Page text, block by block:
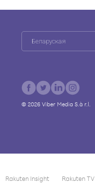
Беларуская
© 2026 Viber Media S.à r.l.
Rakuten Insight Rakuten TV